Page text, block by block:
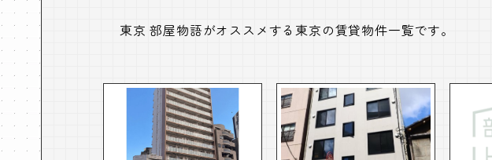
東京 部屋物語がオススメする東京の賃貸物件一覧です。